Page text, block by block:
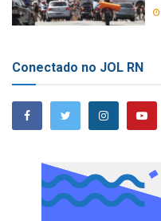
Conectado no JOL RN